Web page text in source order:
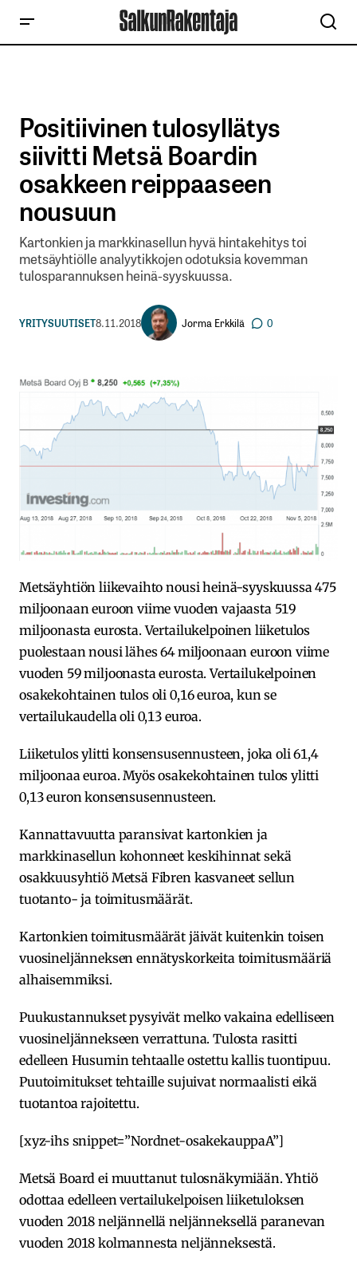
Positiivinen tulosyllätys
siivitti Metsä Boardin
osakkeen reippaaseen
nousuun
Kartonkien ja markkinasellun hyvä hintakehitys toi
metsäyhtiölle analyytikkojen odotuksia kovemman
tulosparannuksen heinä-syyskuussa.
YRITYSUUTISET8.11.2018 Jorma Erkkilä 0
Metsäyhtiön liikevaihto nousi heinä-syyskuussa 475
miljoonaan euroon viime vuoden vajaasta 519
miljoonasta eurosta. Vertailukelpoinen liiketulos
puolestaan nousi lähes 64 miljoonaan euroon viime
vuoden 59 miljoonasta eurosta. Vertailukelpoinen
osakekohtainen tulos oli 0,16 euroa, kun se
vertailukaudella oli 0,13 euroa.
Liiketulos ylitti konsensusennusteen, joka oli 61,4
miljoonaa euroa. Myös osakekohtainen tulos ylitti
0,13 euron konsensusennusteen.
Kannattavuutta paransivat kartonkien ja
markkinasellun kohonneet keskihinnat sekä
osakkuusyhtiö Metsä Fibren kasvaneet sellun
tuotanto- ja toimitusmäärät.
Kartonkien toimitusmäärät jäivät kuitenkin toisen
vuosineljänneksen ennätyskorkeita toimitusmääriä
alhaisemmiksi.
Puukustannukset pysyivät melko vakaina edelliseen
vuosineljännekseen verrattuna. Tulosta rasitti
edelleen Husumin tehtaalle ostettu kallis tuontipuu.
Puutoimitukset tehtaille sujuivat normaalisti eikä
tuotantoa rajoitettu.
[xyz-ihs snippet=”Nordnet-osakekauppaA”]
Metsä Board ei muuttanut tulosnäkymiään. Yhtiö
odottaa edelleen vertailukelpoisen liiketuloksen
vuoden 2018 neljännellä neljänneksellä paranevan
vuoden 2018 kolmannesta neljänneksestä.